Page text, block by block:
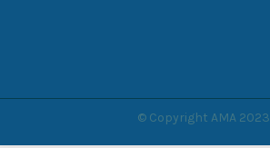
© Copyright AMA 2023